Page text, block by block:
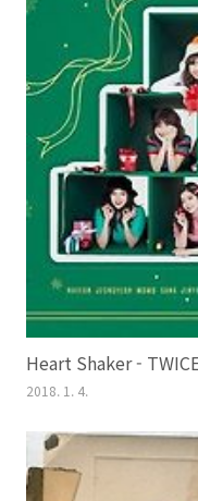
Heart Shaker -
2018. 1. 4.